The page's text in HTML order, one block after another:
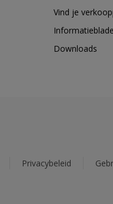
Vind je
Downloads
Privacybeleid